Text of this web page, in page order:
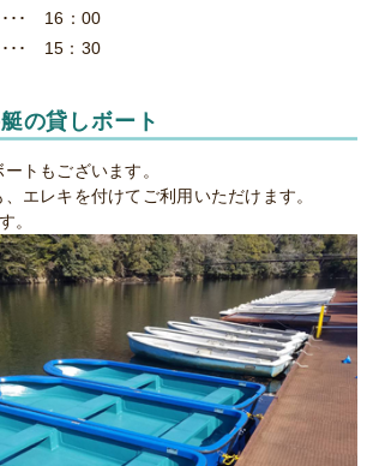
16：00
15：30
の貸しボート
トもございます。
エレキを付けてご利用いただけます。
。